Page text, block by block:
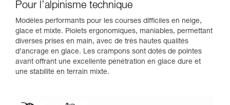
Pour l’alpinisme technique
Modèles performants pour les courses difficiles en neige,
glace et mixte. Piolets ergonomiques, maniables, permettant
diverses prises en main, avec de très hautes qualités
d’ancrage en glace. Les crampons sont dotés de pointes
avant offrant une excellente pénétration en glace dure et
une stabilité en terrain mixte.